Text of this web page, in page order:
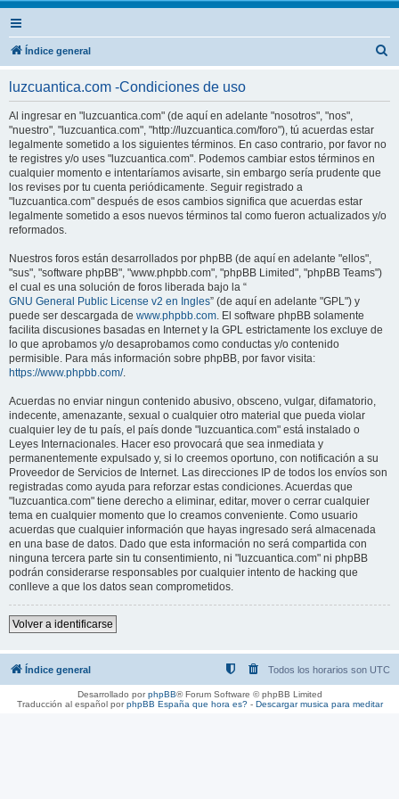
Índice general
luzcuantica.com -Condiciones de uso
Al ingresar en "luzcuantica.com" (de aquí en adelante "nosotros", "nos",
"nuestro", "luzcuantica.com", "http://luzcuantica.com/foro"), tú acuerdas estar
legalmente sometido a los siguientes términos. En caso contrario, por favor no
te registres y/o uses "luzcuantica.com". Podemos cambiar estos términos en
cualquier momento e intentaríamos avisarte, sin embargo sería prudente que
los revises por tu cuenta periódicamente. Seguir registrado a
"luzcuantica.com" después de esos cambios significa que acuerdas estar
legalmente sometido a esos nuevos términos tal como fueron actualizados y/o
reformados.
Nuestros foros están desarrollados por phpBB (de aquí en adelante "ellos",
"sus", "software phpBB", "www.phpbb.com", "phpBB Limited", "phpBB Teams")
el cual es una solución de foros liberada bajo la “
GNU General Public License v2 en Ingles” (de aquí en adelante "GPL") y
puede ser descargada de www.phpbb.com. El software phpBB solamente
facilita discusiones basadas en Internet y la GPL estrictamente los excluye de
lo que aprobamos y/o desaprobamos como conductas y/o contenido
permisible. Para más información sobre phpBB, por favor visita:
https://www.phpbb.com/.
Acuerdas no enviar ningun contenido abusivo, obsceno, vulgar, difamatorio,
indecente, amenazante, sexual o cualquier otro material que pueda violar
cualquier ley de tu país, el país donde "luzcuantica.com" está instalado o
Leyes Internacionales. Hacer eso provocará que sea inmediata y
permanentemente expulsado y, si lo creemos oportuno, con notificación a su
Proveedor de Servicios de Internet. Las direcciones IP de todos los envíos son
registradas como ayuda para reforzar estas condiciones. Acuerdas que
"luzcuantica.com" tiene derecho a eliminar, editar, mover o cerrar cualquier
tema en cualquier momento que lo creamos conveniente. Como usuario
acuerdas que cualquier información que hayas ingresado será almacenada
en una base de datos. Dado que esta información no será compartida con
ninguna tercera parte sin tu consentimiento, ni "luzcuantica.com" ni phpBB
podrán considerarse responsables por cualquier intento de hacking que
conlleve a que los datos sean comprometidos.
Volver a identificarse
Índice general Todos los horarios son UTC
Desarrollado porphpBB® Forum Software © phpBB Limited
Traducción al español porphpBB España que hora es?- Descargar musica para meditar